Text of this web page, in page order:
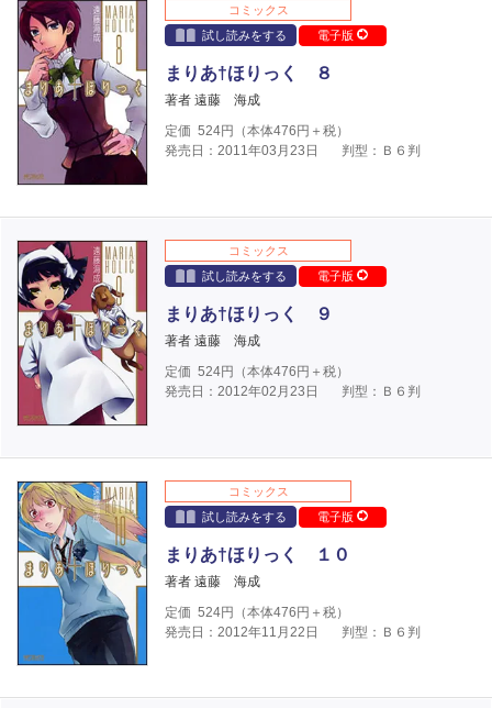
コミックス
試し読みをする
電子版
まりあ†ほりっく ８
著者 遠藤 海成
定価 524円（本体476 円＋税）
発売日：2011年03月23日
判型：Ｂ６判
コミックス
試し読みをする
電子版
まりあ†ほりっく ９
著者 遠藤 海成
定価 524円（本体476 円＋税）
発売日：2012年02月23日
判型：Ｂ６判
コミックス
試し読みをする
電子版
まりあ†ほりっく １０
著者 遠藤 海成
定価 524円（本体476 円＋税）
発売日：2012年11月22日
判型：Ｂ６判